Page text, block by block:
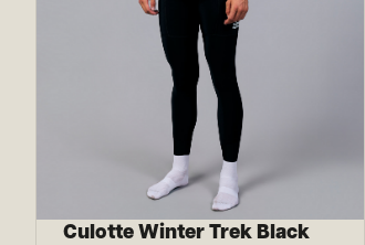
Culotte Winter Trek Black